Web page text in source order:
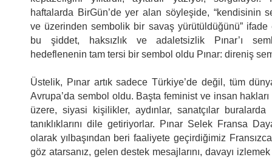
haftalarda BirGün’de yer alan söyleşide, “kendisinin
ve üzerinden sembolik bir savaş yürütüldüğünü” ifade
bu şiddet, haksızlık ve adaletsizlik Pınar’ı
hedeflenenin tam tersi bir sembol oldu Pınar: direniş
Üstelik, Pınar artık sadece Türkiye’de değil, tüm
Avrupa’da sembol oldu. Başta feminist ve insan
üzere, siyasi kişilikler, aydınlar, sanatçılar buralarda
tanıklıklarını dile getiriyorlar. Pınar Selek Fransa
olarak yılbaşından beri faaliyete geçirdiğimiz
göz atarsanız, gelen destek mesajlarını, davayı